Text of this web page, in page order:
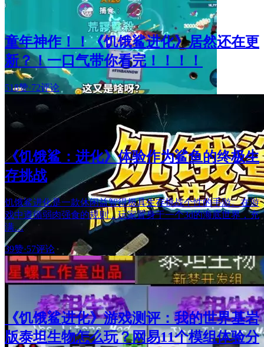
童年神作！！《饥饿鲨进化》居然还在更
新？！一口气带你看完！！！！
518赞·72评论
《饥饿鲨：进化》体验作为鲨鱼的终极生
存挑战
饥饿鲨进化是一款休闲益智得极具生存挑战个性的手游。在游
戏中遵循弱肉强食的规则，玩家置身于一个3d的海底世界，充
满…
39赞·57评论
《饥饿鲨进化》游戏测评：我的世界基岩
版泰坦生物怎么玩？网易11个模组体验分